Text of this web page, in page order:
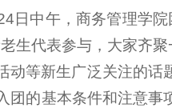
日中午，商务管理学
代表参与，大家齐聚
等新生广泛关注的话
的基本条件和注意事